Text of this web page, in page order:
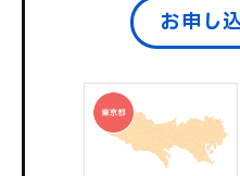
お申し